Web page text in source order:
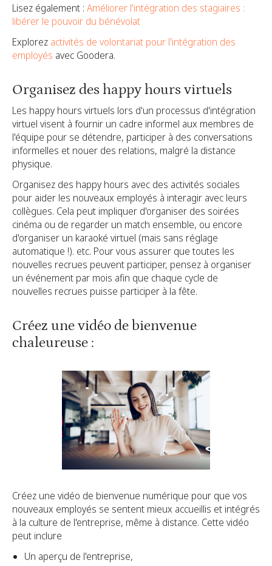
Lisez également : Améliorer l'intégration des stagiaires :
libérer le pouvoir du bénévolat
Explorez activités de volontariat pour l'intégration des
employés avec Goodera.
Organisez des happy hours virtuels
Les happy hours virtuels lors d'un processus d'intégration
virtuel visent à fournir un cadre informel aux membres de
l'équipe pour se détendre, participer à des conversations
informelles et nouer des relations, malgré la distance
physique.
Organisez des happy hours avec des activités sociales
pour aider les nouveaux employés à interagir avec leurs
collègues. Cela peut impliquer d'organiser des soirées
cinéma ou de regarder un match ensemble, ou encore
d'organiser un karaoké virtuel (mais sans réglage
automatique !). etc. Pour vous assurer que toutes les
nouvelles recrues peuvent participer, pensez à organiser
un événement par mois afin que chaque cycle de
nouvelles recrues puisse participer à la fête.
Créez une vidéo de bienvenue
chaleureuse :
Créez une vidéo de bienvenue numérique pour que vos
nouveaux employés se sentent mieux accueillis et intégrés
à la culture de l'entreprise, même à distance. Cette vidéo
peut inclure
Un aperçu de l'entreprise,